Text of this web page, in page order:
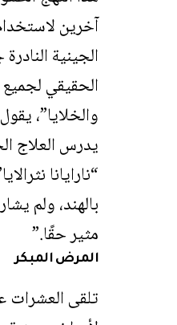
آخرين
الجينية
الحقيقي
والخلايا”،
يدرس العلاج
“نارايانا
بالهند، ولم
مثير حقًا.”
المرض المبكر
تلقى